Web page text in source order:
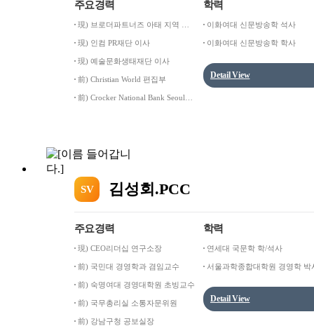
주요경력
現) 브로더파트너즈 아태 지역 총
現) 인컴 PR재단 이사
現) 예술문화생태재단 이사
前) Christian World 편집부
前) Crocker National Bank Seoul
학력
이화여대 신문방송학 석사
이화여대 신문방송학 학사
Detail View
SV 김성회.PCC
주요경력
現) CEO리더십 연구소장
前) 국민대 경영학과 겸임교수
前) 숙명여대 경영대학원 초빙교수
前) 국무총리실 소통자문위원
前) 강남구청 공보실장
학력
연세대 국문학 학/석사
서울과학종합대학원 경영학 박
Detail View